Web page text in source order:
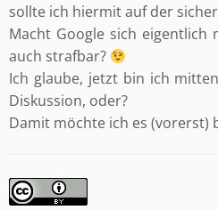
sollte ich hiermit auf der
Macht Google sich
auch strafbar?
Ich glaube, jetzt bin ich mitten
Diskussion, oder?
Damit möchte ich es (vorerst)